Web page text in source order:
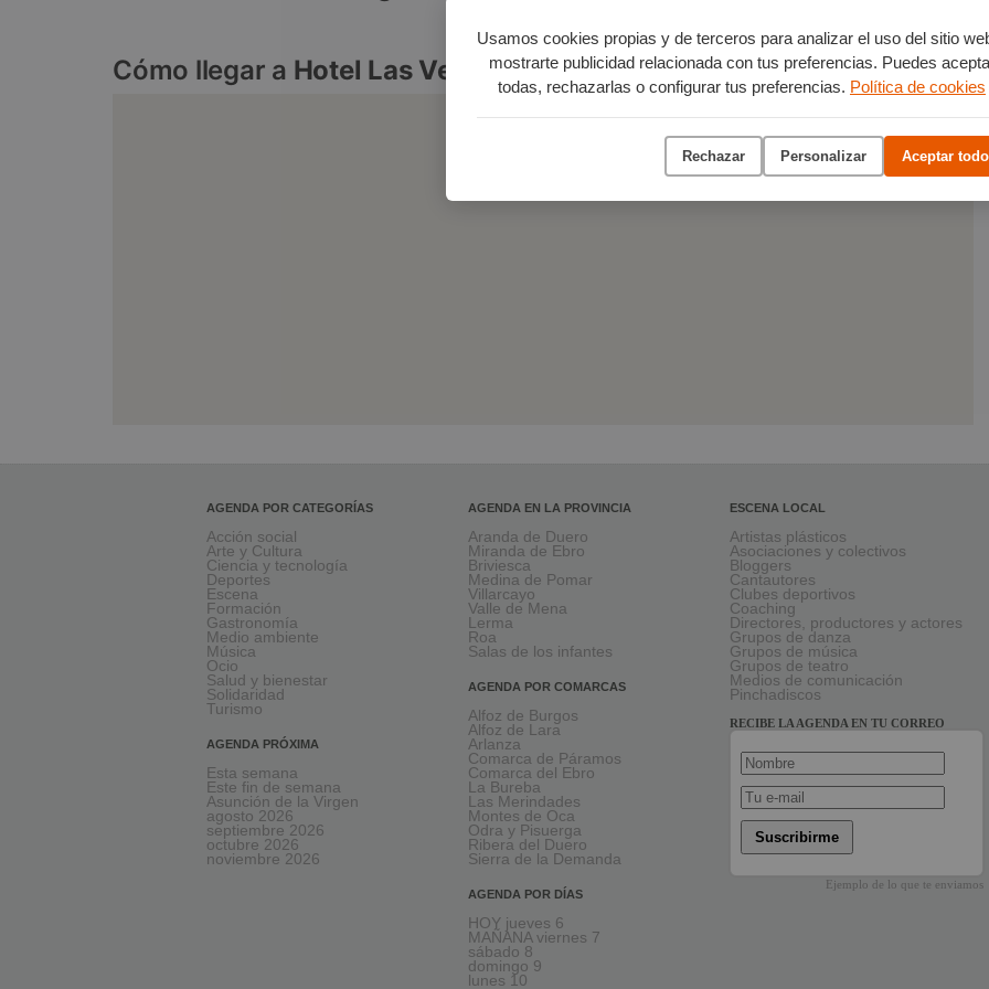
Usamos cookies propias y de terceros para analizar el uso del sitio
mostrarte publicidad relacionada con tus preferencias. Puedes
todas, rechazarlas o configurar tus preferencias. Política de cookies
Rechazar Personalizar Aceptar todo
Cómo llegar a Hotel Las Vegas
AGENDA POR CATEGORÍAS
Acción social
Arte y Cultura
Ciencia y tecnología
Deportes
Escena
Formación
Gastronomía
Medio ambiente
Música
Ocio
Salud y bienestar
Solidaridad
Turismo
AGENDA PRÓXIMA
Esta semana
Este fin de semana
Asunción de la Virgen
agosto 2026
septiembre 2026
octubre 2026
noviembre 2026
AGENDA EN LA PROVINCIA
Aranda de Duero
Miranda de Ebro
Briviesca
Medina de Pomar
Villarcayo
Valle de Mena
Lerma
Roa
Salas de los infantes
AGENDA POR COMARCAS
Alfoz de Burgos
Alfoz de Lara
Arlanza
Comarca de Páramos
Comarca del Ebro
La Bureba
Las Merindades
Montes de Oca
Odra y Pisuerga
Ribera del Duero
Sierra de la Demanda
AGENDA POR DÍAS
HOY jueves 6
MAÑANA viernes 7
sábado 8
domingo 9
lunes 10
ESCENA LOCAL
Artistas plásticos
Asociaciones y colectivos
Bloggers
Cantautores
Clubes deportivos
Coaching
Directores, productores y actores
Grupos de danza
Grupos de música
Grupos de teatro
Medios de comunicación
Pinchadiscos
RECIBE LA AGENDA EN TU CORREO
Suscribirme
Ejemplo de lo que te enviamos